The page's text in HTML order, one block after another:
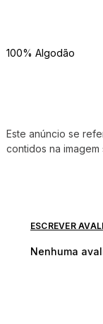
100% Algodão
Este anúncio se
contidos na
ESCREVER
Nenhuma